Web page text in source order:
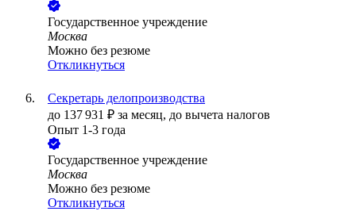
Государственное учреждение
Москва
Можно без резюме
Откликнуться
Секретарь делопроизводства
до 137 931 ₽ за месяц, до вычета налогов
Опыт 1-3 года
Государственное учреждение
Москва
Можно без резюме
Откликнуться